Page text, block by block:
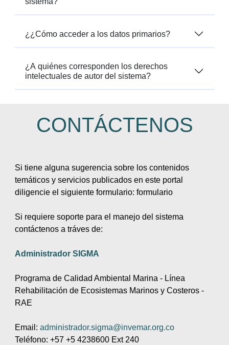
¿¿Cómo acceder a los datos primarios?
¿A quiénes corresponden los derechos
intelectuales de autor del sistema?
CONTÁCTENOS
Si tiene alguna sugerencia sobre los contenidos
temáticos y servicios publicados en este portal
diligencie el siguiente formulario: formulario
Si requiere soporte para el manejo del sistema
contáctenos a tráves de:
Administrador SIGMA
Programa de Calidad Ambiental Marina - Línea
Rehabilitación de Ecosistemas Marinos y Costeros -
RAE
Email: administrador.sigma@invemar.org.co
Teléfono: +57 +5 4238600 Ext 240